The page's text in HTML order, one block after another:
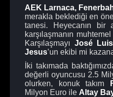
AEK Larnaca,
merakla beklediği en
tanesi. Heyecanın bir
karşılaşmanın
Karşılaşmayı José
Jesus’un ekibi mi
İki takımada
değerli oyuncusu 2.5
olurken, konuk takım
Milyon Euro ile Altay